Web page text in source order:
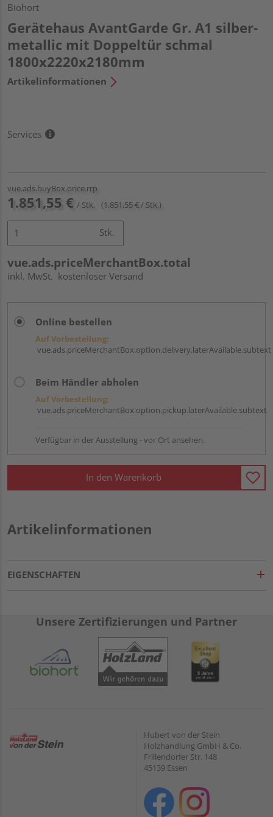
Biohort
Gerätehaus AvantGarde Gr. A1 silber-
metallic mit Doppeltür schmal
1800x2220x2180mm
Artikelinformationen
Services
vue.ads.buyBox.price.rrp
1.851,55 € / Stk. (1.851,55 € / Stk.)
Stk.
vue.ads.priceMerchantBox.total
inkl. MwSt. kostenloser Versand
Online bestellen
Auf Vorbestellung:
vue.ads.priceMerchantBox.option.delivery.laterAvailable.subtext
Beim Händler abholen
Auf Vorbestellung:
vue.ads.priceMerchantBox.option.pickup.laterAvailable.subtext
Verfügbar in der Ausstellung - vor Ort ansehen.
In den Warenkorb
Artikelinformationen
EIGENSCHAFTEN
Unsere Zertifizierungen und Partner
Hubert von der Stein
Holzhandlung GmbH & Co.
Frillendorfer Str. 148
45139 Essen